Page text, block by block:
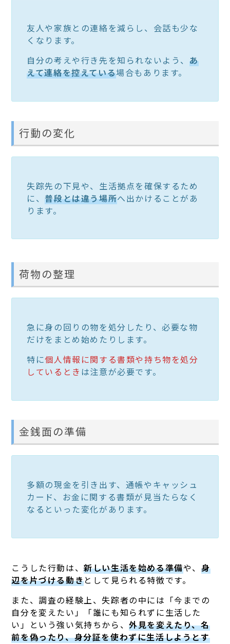
友人や家族との連絡を減らし、会話も少な
くなります。
自分の考えや行き先を知られないよう、 あ
えて連絡を控えている場合もあります。
行動の変化
失踪先の下見や、生活拠点を確保するため
に、普段とは違う場所へ出かけることがあ
ります。
荷物の整理
急に身の回りの物を処分したり、必要な物
だけをまとめ始めたりします。
特に個人情報に関する書類や持ち物を処分
しているとき は注意が必要です。
金銭面の準備
多額の現金を引き出す、通帳やキャッシュ
カード、お金に関する書類が見当たらなく
なるといった変化があります。
こうした行動は、新しい生活を始める準備や、身
辺を片づける動きとして見られる特徴です。
また、調査の経験上、失踪者の中には「今までの
自分を変えたい」「誰にも知られずに生活した
い」という強い気持ちから、外見を変えたり、名
前を偽ったり、身分証を使わずに生活しようとす